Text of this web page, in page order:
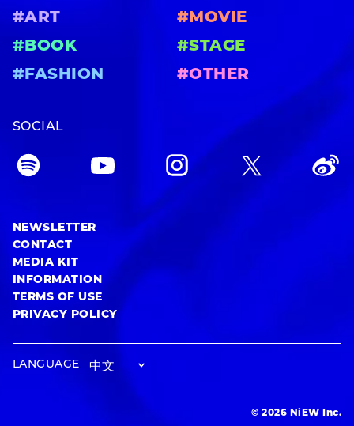
#ART
#MOVIE
#BOOK
#STAGE
#FASHION
#OTHER
SOCIAL
NEWSLETTER
CONTACT
MEDIA KIT
INFORMATION
TERMS OF USE
PRIVACY POLICY
LANGUAGE
© 2026 NiEW Inc.